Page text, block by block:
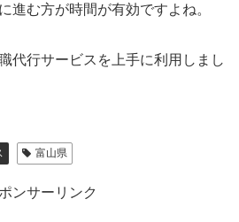
進む方が時間が有効ですよね。
代行サービスを上手に利用しまし
富山県
ンサーリンク